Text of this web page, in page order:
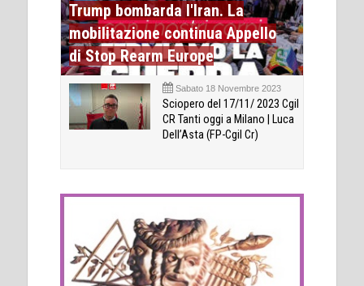
Trump bombarda l'Iran. La
mobilitazione continua Appello
di Stop Rearm Europe
Sabato 18 Novembre 2023
Sciopero del 17/11/ 2023 Cgil
CR Tanti oggi a Milano | Luca
Dell’Asta (FP-Cgil Cr)